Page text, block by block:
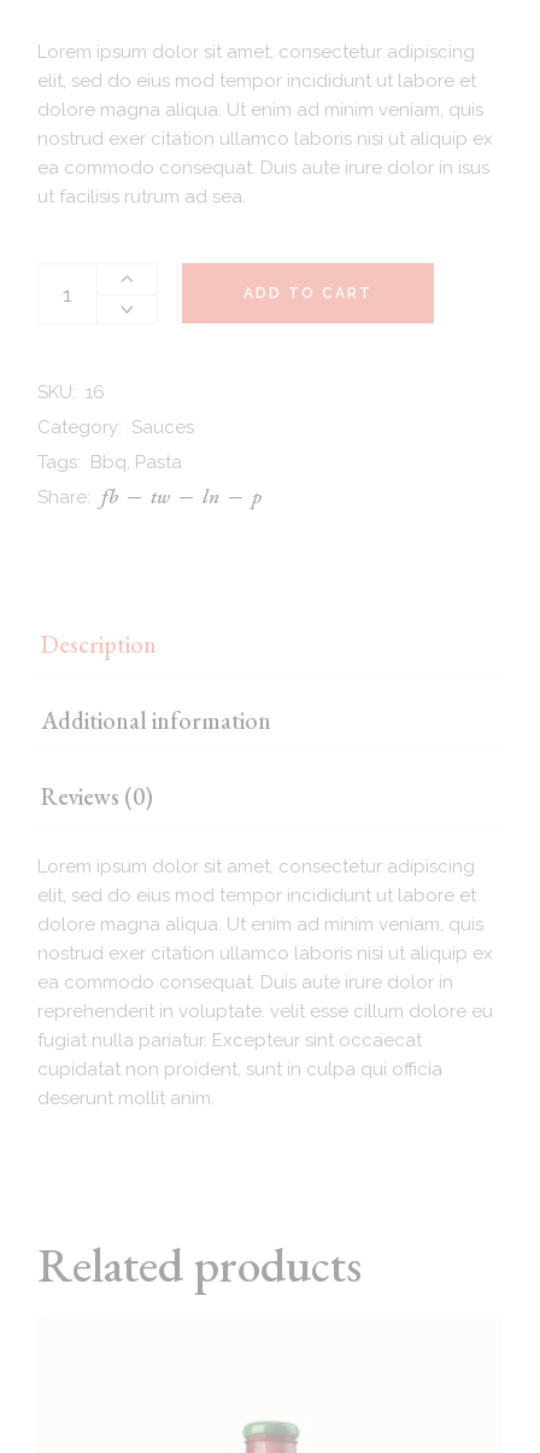
Lorem ipsum dolor sit amet, consectetur adipiscing
elit, sed do eius mod tempor incididunt ut labore et
dolore magna aliqua. Ut enim ad minim veniam, quis
nostrud exer citation ullamco laboris nisi ut aliquip ex
ea commodo consequat. Duis aute irure dolor in isus
ut facilisis rutrum ad sea.
ADD TO CART
SKU: 16
Category: Sauces
Tags: Bbq, Pasta
Share:
fb tw ln p
Description
Additional information
Reviews (0)
Lorem ipsum dolor sit amet, consectetur adipiscing
elit, sed do eius mod tempor incididunt ut labore et
dolore magna aliqua. Ut enim ad minim veniam, quis
nostrud exer citation ullamco laboris nisi ut aliquip ex
ea commodo consequat. Duis aute irure dolor in
reprehenderit in voluptate. velit esse cillum dolore eu
fugiat nulla pariatur. Excepteur sint occaecat
cupidatat non proident, sunt in culpa qui officia
deserunt mollit anim.
Related products